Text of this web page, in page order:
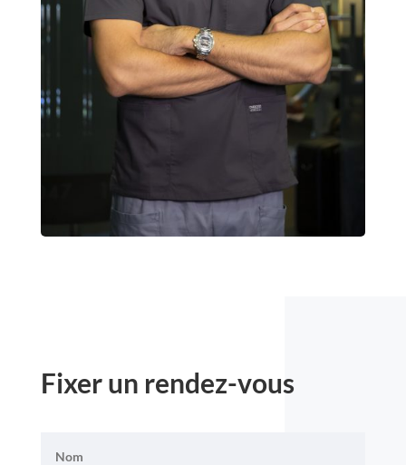
Fixer un rendez-vous